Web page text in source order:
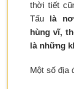
thời tiết
Tấu là
hùng vĩ,
là những
Một số địa